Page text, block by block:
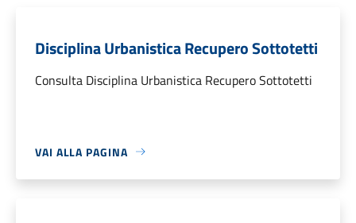
Disciplina Urbanistica Recupero Sottotetti
Consulta Disciplina Urbanistica Recupero Sottotetti
VAI ALLA PAGINA